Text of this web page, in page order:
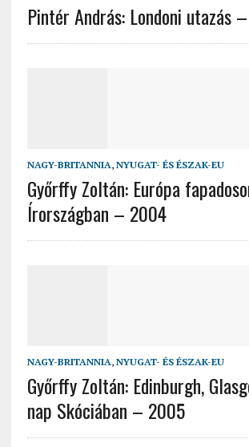
Pintér András: Londoni utazás
NAGY-BRITANNIA, NYUGAT- ÉS ÉSZAK-EU
Győrffy Zoltán: Európa
Írországban – 2004
NAGY-BRITANNIA, NYUGAT- ÉS ÉSZAK-EU
Győrffy Zoltán: Edinburgh,
nap Skóciában – 2005